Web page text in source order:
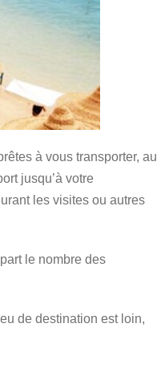
à vous transporter, au
jusqu’à votre
les visites ou autres
le nombre des
de destination est loin,